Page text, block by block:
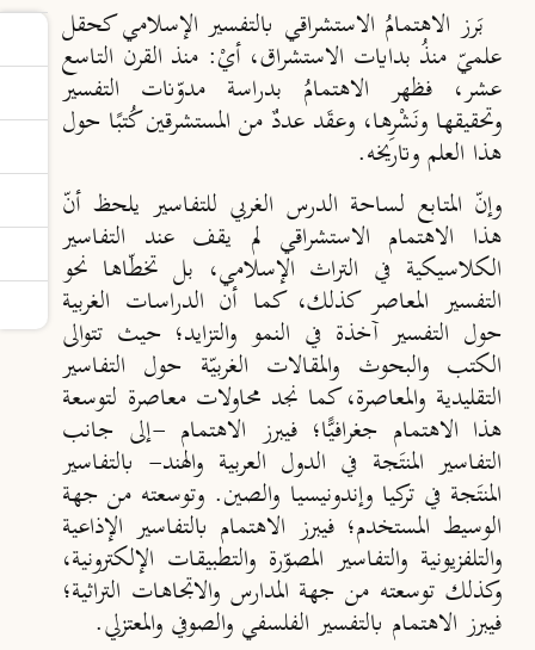
بَرز الاهتمامُ الاستشراقي بالتفسير الإسلامي كحقل
علميّ منذُ بدايات الاستشراق، أيْ: منذ القرن التاسع
عشر، فظهر الاهتمامُ بدراسة مدوّنات التفسير
وتحقيقها ونَشْرِها، وعقَد عددٌ من المستشرقين كُتبًا حول
هذا العلم وتاريخه.
وإنّ المتابع لساحة الدرس الغربي للتفاسير يلحظ أنّ
هذا الاهتمام الاستشراقي لم يقف عند التفاسير
الكلاسيكية في التراث الإسلامي، بل تخطّاها نحو
التفسير المعاصر كذلك، كما أن الدراسات الغربية
حول التفسير آخذة في النمو والتزايد؛ حيث تتوالى
الكتب والبحوث والمقالات الغربيّة حول التفاسير
التقليدية والمعاصرة، كما نجد محاولات معاصرة لتوسعة
هذا الاهتمام جغرافيًّا؛ فيبرز الاهتمام -إلى جانب
التفاسير المنتَجة في الدول العربية والهند- بالتفاسير
المنتَجة في تركيا وإندونيسيا والصين. وتوسعته من جهة
الوسيط المستخدم؛ فيبرز الاهتمام بالتفاسير الإذاعية
والتلفزيونية والتفاسير المصوّرة والتطبيقات الإلكترونية،
وكذلك توسعته من جهة المدارس والاتجاهات التراثية؛
فيبرز الاهتمام بالتفسير الفلسفي والصوفي والمعتزلي.